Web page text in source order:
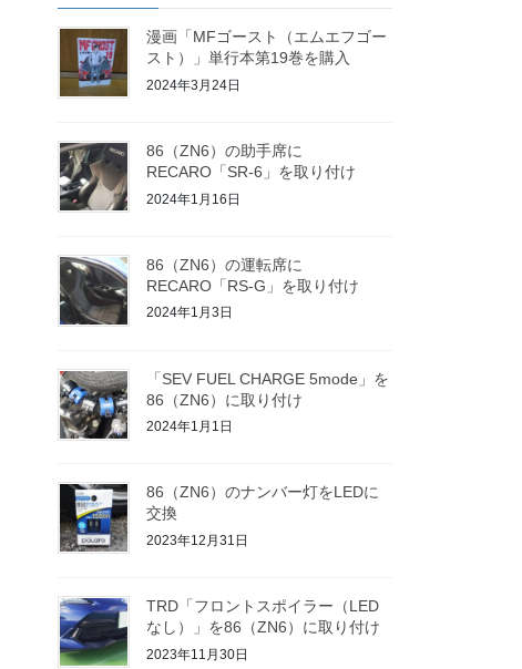
漫画「MFゴースト（エムエフゴー
スト）」単行本第19巻を購入
2024年3月24日
86（ZN6）の助手席に
RECARO「SR-6」を取り付け
2024年1月16日
86（ZN6）の運転席に
RECARO「RS-G」を取り付け
2024年1月3日
「SEV FUEL CHARGE 5mode」を
86（ZN6）に取り付け
2024年1月1日
86（ZN6）のナンバー灯をLEDに
交換
2023年12月31日
TRD「フロントスポイラー（LED
なし）」を86（ZN6）に取り付け
2023年11月30日